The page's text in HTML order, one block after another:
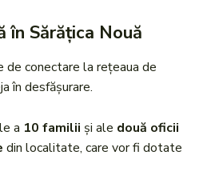
în Sărățica Nouă
de conectare la rețeaua de
în desfășurare.
a 10 familii și ale două oficii
din localitate, care vor fi dotate